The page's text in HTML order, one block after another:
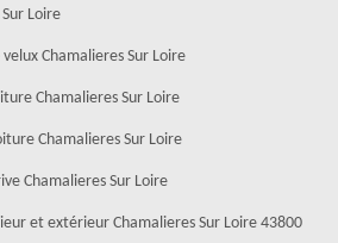
Loire
Chamalieres Sur Loire
Chamalieres Sur Loire
Chamalieres Sur Loire
Chamalieres Sur Loire
et extérieur Chamalieres Sur Loire 43800